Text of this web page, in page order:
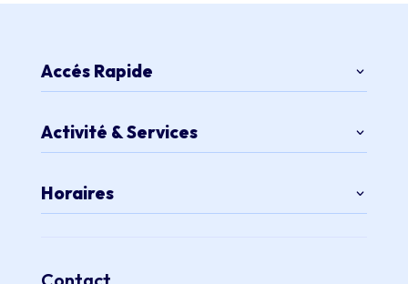
Accés Rapide
Activité & Services
Horaires